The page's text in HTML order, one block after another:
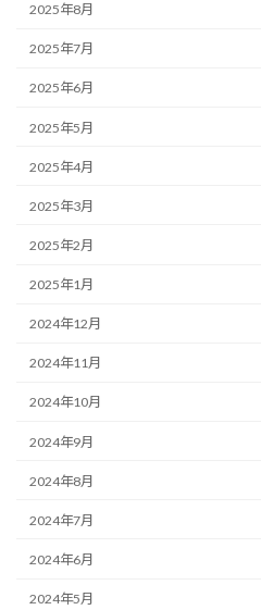
2025年8月
2025年7月
2025年6月
2025年5月
2025年4月
2025年3月
2025年2月
2025年1月
2024年12月
2024年11月
2024年10月
2024年9月
2024年8月
2024年7月
2024年6月
2024年5月